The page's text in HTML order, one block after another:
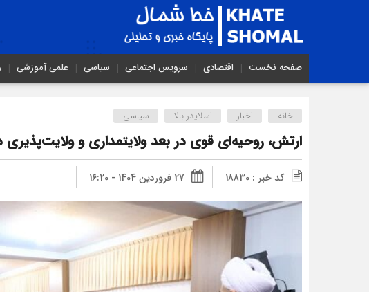
صفحه نخست اقتصادی سرویس اجتماعی سیاسی علمی آموزشی
خانه اخبار اسلایدر بالا سیاسی
ارتش، روحیه‌ای قوی در بعد ولایتمداری و ولایت‌پذیری
کد خبر : 18830 27 فروردین 1404 - 16:20